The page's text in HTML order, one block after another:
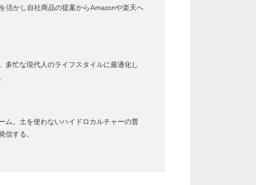
活かし自社商品の提案からAmazonや楽天へ
多忙な現代人のライフスタイルに最適化し
ム。土を使わないハイドロカルチャーの普
する。